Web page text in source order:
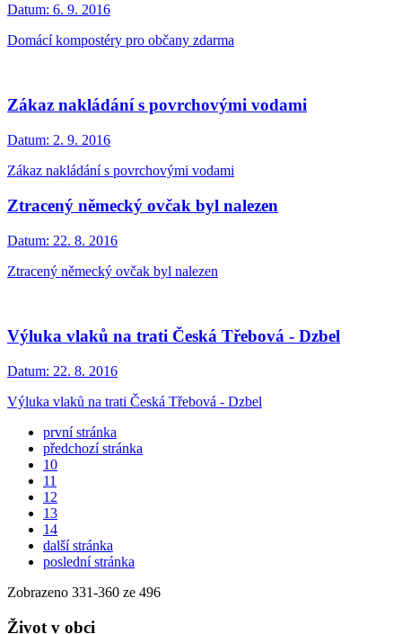
Datum: 6. 9. 2016
Domácí kompostéry pro občany zdarma
Zákaz nakládání s povrchovými vodami
Datum: 2. 9. 2016
Zákaz nakládání s povrchovými vodami
Ztracený německý ovčak byl nalezen
Datum: 22. 8. 2016
Ztracený německý ovčak byl nalezen
Výluka vlaků na trati Česká Třebová - Dzbel
Datum: 22. 8. 2016
Výluka vlaků na trati Česká Třebová - Dzbel
první stránka
předchozí stránka
10
11
12
13
14
další stránka
poslední stránka
Zobrazeno 331-360 ze 496
Život v obci